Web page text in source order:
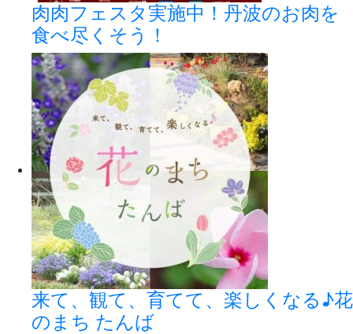
肉肉フェスタ実施中！丹波のお肉を
食べ尽くそう！
来て、観て、育てて、楽しくなる♪花
のまち たんば